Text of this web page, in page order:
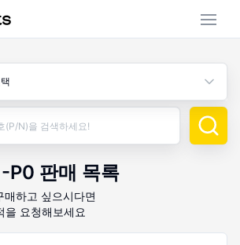
P0 판매 목록
매하고 싶으시다면
을 요청해보세요